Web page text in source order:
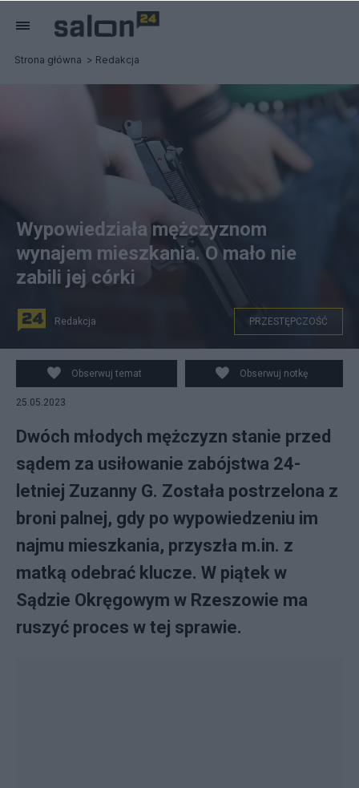
Strona główna Redakcja
Dwóch młodych mężczyzn stanie przed sądem za
usiłowanie zabójstwa 24-letniej Zuzanny G. Zdjęcie
ilustracyjne / Pixabay
Wypowiedziała mężczyznom
wynajem mieszkania. O mało nie
zabili jej córki
Redakcja PRZESTĘPCZOŚĆ
Obserwuj temat Obserwuj notkę
25.05.2023
Dwóch młodych mężczyzn stanie przed
sądem za usiłowanie zabójstwa 24-
letniej Zuzanny G. Została postrzelona z
broni palnej, gdy po wypowiedzeniu im
najmu mieszkania, przyszła m.in. z
matką odebrać klucze. W piątek w
Sądzie Okręgowym w Rzeszowie ma
ruszyć proces w tej sprawie.